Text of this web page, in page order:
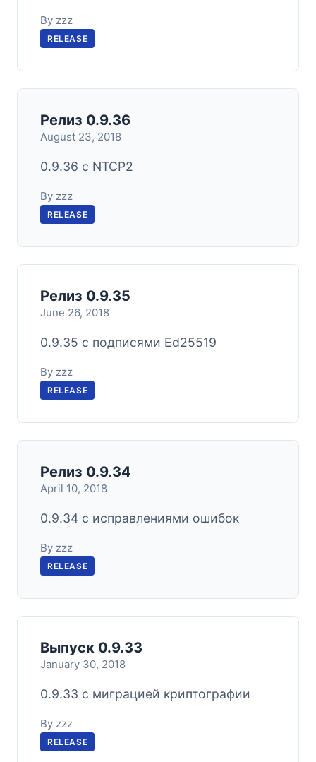
By zzz
RELEASE
Релиз 0.9.36
August 23, 2018
0.9.36 с NTCP2
By zzz
RELEASE
Релиз 0.9.35
June 26, 2018
0.9.35 с подписями Ed25519
By zzz
RELEASE
Релиз 0.9.34
April 10, 2018
0.9.34 с исправлениями ошибок
By zzz
RELEASE
Выпуск 0.9.33
January 30, 2018
0.9.33 с миграцией криптографии
By zzz
RELEASE